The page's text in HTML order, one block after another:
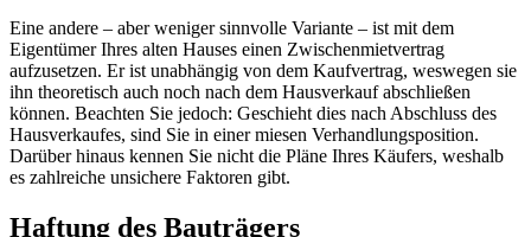
Eine andere – aber weniger sinnvolle Variante – ist mit dem
Eigentümer Ihres alten Hauses einen Zwischenmietvertrag
aufzusetzen. Er ist unabhängig von dem Kaufvertrag, weswegen sie
ihn theoretisch auch noch nach dem Hausverkauf abschließen
können. Beachten Sie jedoch: Geschieht dies nach Abschluss des
Hausverkaufes, sind Sie in einer miesen Verhandlungsposition.
Darüber hinaus kennen Sie nicht die Pläne Ihres Käufers, weshalb
es zahlreiche unsichere Faktoren gibt.
Haftung des Bauträgers